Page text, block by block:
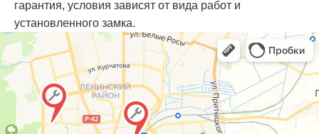
гарантия, условия зависят от вида работ и
установленного замка.